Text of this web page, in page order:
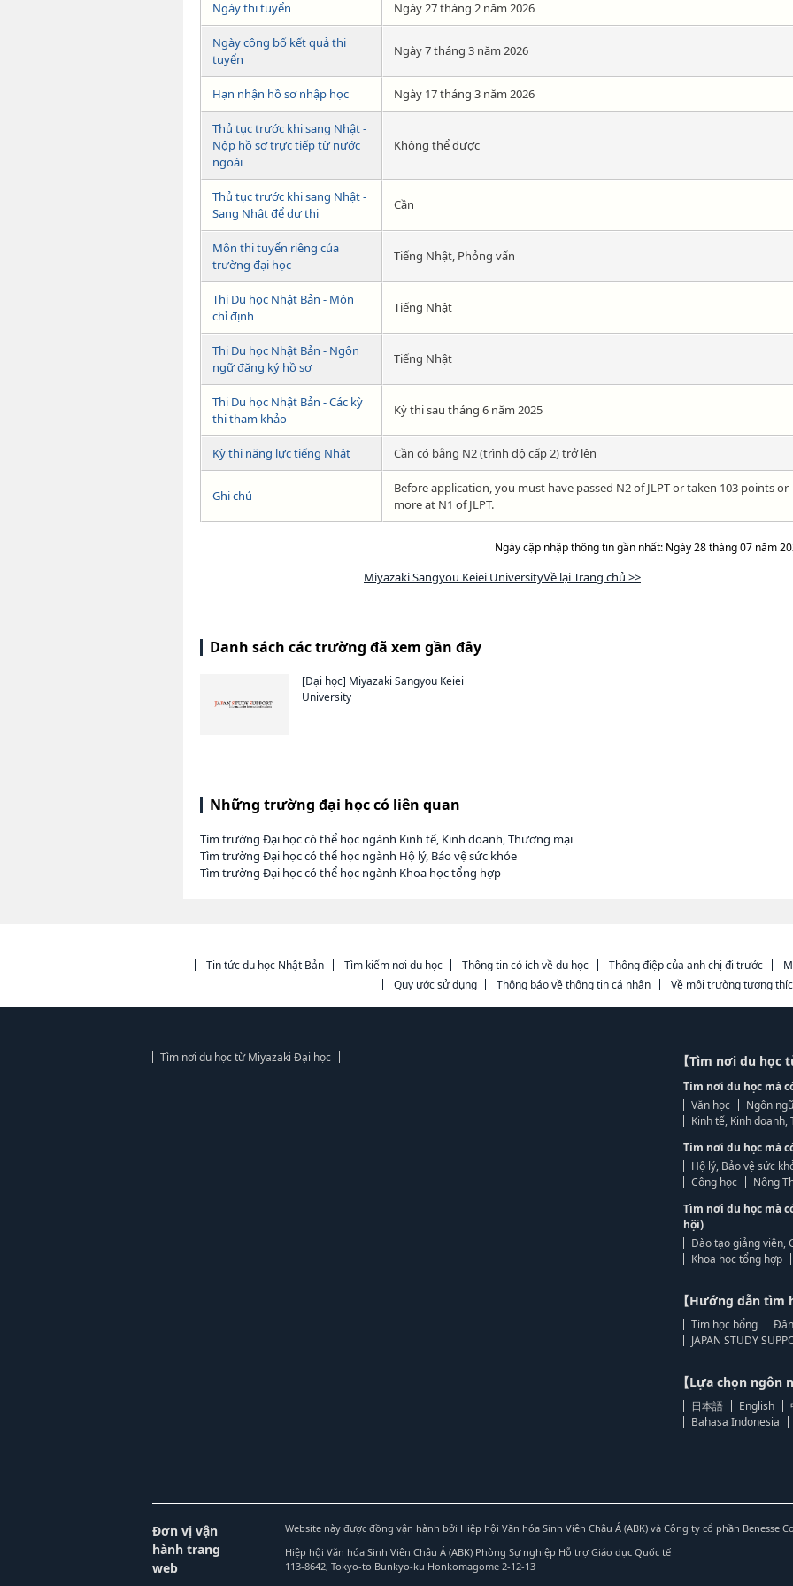
Ngày thi tuyển Ngày 27 tháng 2 năm 2026
Ngày công bố kết quả thi
tuyển
Ngày 7 tháng 3 năm 2026
Hạn nhận hồ sơ nhập học Ngày 17 tháng 3 năm 2026
Thủ tục trước khi sang Nhật -
Nộp hồ sơ trực tiếp từ nước
ngoài
Không thể được
Thủ tục trước khi sang Nhật -
Sang Nhật để dự thi
Cần
Môn thi tuyển riêng của
trường đại học
Tiếng Nhật, Phỏng vấn
Thi Du học Nhật Bản - Môn
chỉ định
Tiếng Nhật
Thi Du học Nhật Bản - Ngôn
ngữ đăng ký hồ sơ
Tiếng Nhật
Thi Du học Nhật Bản - Các kỳ
thi tham khảo
Kỳ thi sau tháng 6 năm 2025
Kỳ thi năng lực tiếng Nhật Cần có bằng N2 (trình độ cấp 2) trở lên
Ghi chú
Before application, you must have passed N2 of JLPT or taken 103 points or
more at N1 of JLPT.
Ngày cập nhập thông tin gần nhất: Ngày 28 tháng 07 năm
Miyazaki Sangyou Keiei UniversityVề lại Trang chủ >>
Danh sách các trường đã xem gần đây
[Đại học] Miyazaki Sangyou Keiei
University
Những trường đại học có liên quan
Tìm trường Đại học có thể học ngành Kinh tế, Kinh doanh, Thương mại
Tìm trường Đại học có thể học ngành Hộ lý, Bảo vệ sức khỏe
Tìm trường Đại học có thể học ngành Khoa học tổng hợp
Tin tức du học Nhật Bản Tìm kiếm nơi du học Thông tin có ích về du học Thông điệp của anh chị đi trước
Quy ước sử dụng
Thông báo về thông tin cá nhân Về môi trường tương
Tìm nơi du học từ Miyazaki Đại học 【Tìm nơi du học
Tìm nơi du học mà
Văn học
Ngôn
Kinh tế, Kinh
Tìm nơi du học mà
Hộ lý, Bảo vệ sức
Công học
Nông
Tìm nơi du học mà
hội)
Đào tạo giảng viên,
Khoa học tổng hợp
【Hướng dẫn tìm
Tìm học bổng
JAPAN STUDY
【Lựa chọn ngôn
日本語 English
Bahasa Indonesia
Đơn vị vận
hành trang
web
Website này được đồng vận hành bởi Hiệp hội Văn hóa Sinh Viên Châu Á (ABK) và Công ty cổ phần Benesse
Hiệp hội Văn hóa Sinh Viên Châu Á (ABK) Phòng Sự nghiệp Hỗ trợ Giáo dục Quốc tế
113-8642, Tokyo-to Bunkyo-ku Honkomagome 2-12-13